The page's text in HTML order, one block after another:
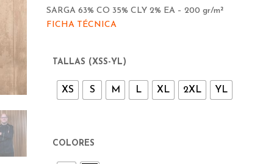
SARGA 63% CO 35% CLY 2% EA – 200 gr/m²
FICHA TÉCNICA
TALLAS (XSS-YL)
XS S M L XL 2XL YL
COLORES